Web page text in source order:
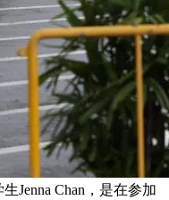
Jenna Chan，是在参加